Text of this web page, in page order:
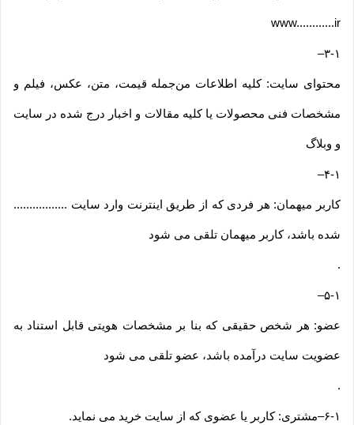
www............ir
۳-۱–
محتوای سایت: کلیه اطلاعات من‌جمله قیمت، متن، عکس، فیلم و
مشخصات فنی محصولات یا کلیه مقالات و اخبار درج شده در سایت
و وبلاگ
۴-۱–
کاربر میهمان: هر فردی که از طریق اینترنت وارد سایت .................
شده باشد، کاربر میهمان تلقی می شود
.
۵-۱–
عضو: هر شخص حقیقی که بنا بر مشخصات هویتی قابل استناد به
عضویت سایت درآمده باشد، عضو تلقی می شود
.
۶-۱–مشتری: کاربر یا عضوی که از سایت خرید می نماید.